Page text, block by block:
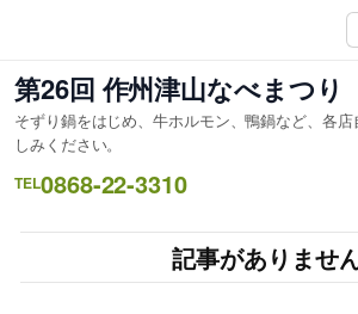
を
ス
キ
ッ
プ
第26回 作州津山なべまつり
そずり鍋をはじめ、牛ホルモン、鴨鍋など、各
しみください。
TEL0868-22-3310
記事がありませ